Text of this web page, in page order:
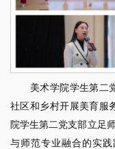
美术学院学生第二
社区和乡村开展美育服
院学生第二党支部立足
与师范专业融合的实